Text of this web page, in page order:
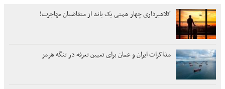
کلاهبرداری چهار همتی یک باند از متقاضیان مهاجرت!
مذاکرات ایران و عمان برای تعیین تعرفه در تنگه هرمز